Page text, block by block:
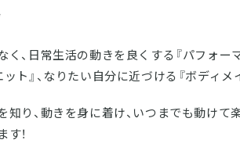
く、日常生活の動きを良くする『パフォー
ト』、なりたい自分に近づける『ボディメ
知り、動きを身に着け、いつまでも動け
！